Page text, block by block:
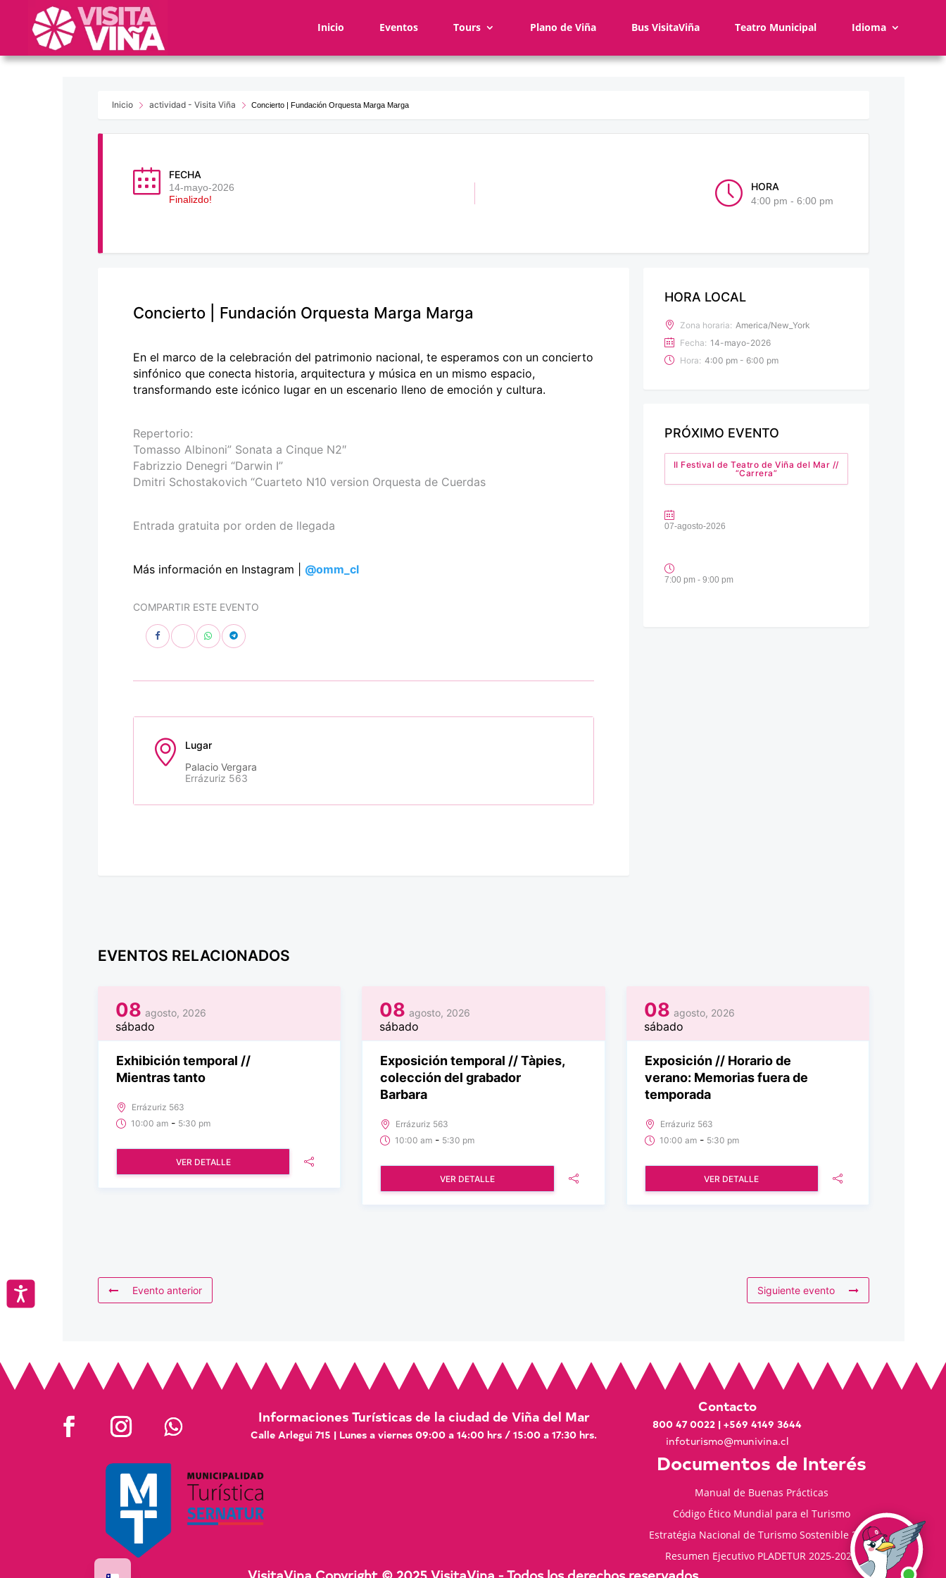
web
Inicio Eventos Tours Plano de Viña Bus VisitaViña Teatro Municipal Idioma
Inicio actividad - Visita Viña Concierto | Fundación Orquesta Marga Marga
FECHA
14-mayo-2026
Finalizdo!
HORA
4:00 pm - 6:00 pm
Concierto | Fundación Orquesta Marga Marga
En el marco de la celebración del patrimonio nacional, te esperamos con un concierto
sinfónico que conecta historia, arquitectura y música en un mismo espacio,
transformando este icónico lugar en un escenario lleno de emoción y cultura.
Repertorio:
Tomasso Albinoni” Sonata a Cinque N2″
Fabrizzio Denegri “Darwin I”
Dmitri Schostakovich “Cuarteto N10 version Orquesta de Cuerdas
Entrada gratuita por orden de llegada
Más información en Instagram | @omm_cl
COMPARTIR ESTE EVENTO
Lugar
Palacio Vergara
Errázuriz 563
HORA LOCAL
Zona horaria: America/New_York
Fecha: 14-mayo-2026
Hora: 4:00 pm - 6:00 pm
PRÓXIMO EVENTO
II Festival de Teatro de Viña del Mar //
“Carrera”
07-agosto-2026
7:00 pm - 9:00 pm
EVENTOS RELACIONADOS
08 agosto, 2026
sábado
Exhibición temporal //
Mientras tanto
Errázuriz 563
10:00 am - 5:30 pm
VER DETALLE
08 agosto, 2026
sábado
Exposición temporal // Tàpies,
colección del grabador
Barbara
Errázuriz 563
10:00 am - 5:30 pm
VER DETALLE
08 agosto, 2026
sábado
Exposición // Horario de
verano: Memorias fuera de
temporada
Errázuriz 563
10:00 am- 5:30 pm
VER DETALLE
Evento anterior Siguiente evento
Informaciones Turísticas de la ciudad de Viña del Mar
Calle Arlegui 715 | Lunes a viernes 09:00 a 14:00 hrs / 15:00 a 17:30 hrs.
Contacto
800 47 0022 |+569 4149 3644
infoturismo@munivina.cl
Documentos de Interés
Manual de Buenas Prácticas
Código Ético Mundial para el Turismo
Estratégia Nacional de Turismo Sostenible 2035
Resumen Ejecutivo PLADETUR 2025-2023